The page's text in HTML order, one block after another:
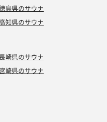
島県のサウナ
高知県のサウナ
崎県のサウナ
宮崎県のサウナ